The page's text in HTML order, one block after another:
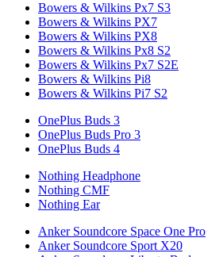
Bowers & Wilkins Px7 S3
Bowers & Wilkins PX7
Bowers & Wilkins PX8
Bowers & Wilkins Px8 S2
Bowers & Wilkins Px7 S2E
Bowers & Wilkins Pi8
Bowers & Wilkins Pi7 S2
OnePlus Buds 3
OnePlus Buds Pro 3
OnePlus Buds 4
Nothing Headphone
Nothing CMF
Nothing Ear
Anker Soundcore Space One Pro
Anker Soundcore Sport X20